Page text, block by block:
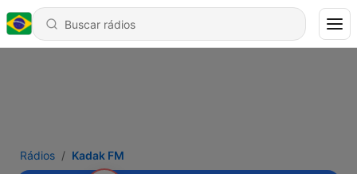
Rádios Kadak FM